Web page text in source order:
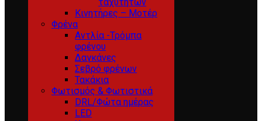
Κινητήρες – Μοτέρ
Φρένα
Αντλία -Τρόμπα
φρένου
Δαγκάνες
Σεβρό φρένων
Τακάκια
Φωτισμός & Φωτιστικά
DRL/Φώτα ημέρας
LED